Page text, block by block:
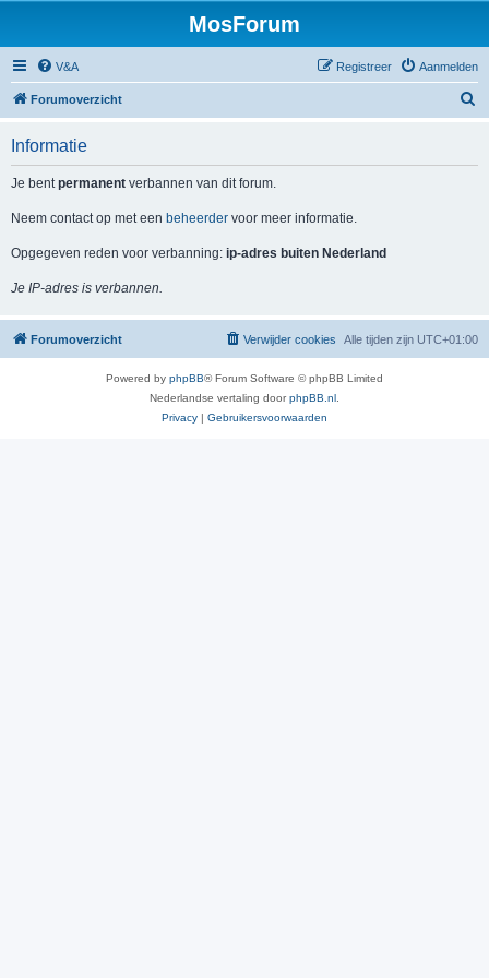
MosForum
V&A Aanmelden
Registreer
Forumoverzicht
Informatie
Je bentpermanent verbannen van dit forum.
Neem contact op met een beheerder voor meer informatie.
Opgegeven reden voor verbanning: ip-adres buiten Nederland
Je IP-adres is verbannen.
Forumoverzicht Alle tijden zijn UTC+01:00
Verwijder cookies
Powered by phpBB® Forum Software © phpBB Limited
Nederlandse vertaling doorphpBB.nl
Privacy | Gebruikersvoorwaarden